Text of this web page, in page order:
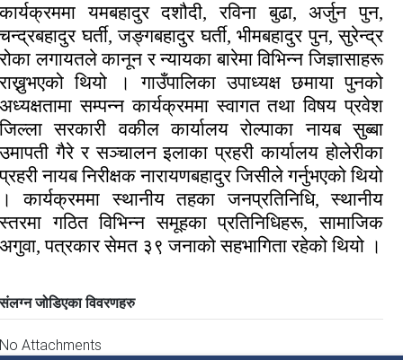
कार्यक्रममा यमबहादुर दशौदी, रविना बुढा, अर्जुन पुन,
चन्द्रबहादुर घर्ती, जङ्गबहादुर घर्ती, भीमबहादुर पुन, सुरेन्द्र
रोका लगायतले कानून र न्यायका बारेमा विभिन्न जिज्ञासाहरू
राख्नुभएको थियो । गाउँपालिका उपाध्यक्ष छमाया पुनको
अध्यक्षतामा सम्पन्न कार्यक्रममा स्वागत तथा विषय प्रवेश
जिल्ला सरकारी वकील कार्यालय रोल्पाका नायब सुब्बा
उमापती गैरे र सञ्चालन इलाका प्रहरी कार्यालय होलेरीका
प्रहरी नायब निरीक्षक नारायणबहादुर जिसीले गर्नुभएको थियो
। कार्यक्रममा स्थानीय तहका जनप्रतिनिधि, स्थानीय
स्तरमा गठित विभिन्न समूहका प्रतिनिधिहरू, सामाजिक
अगुवा, पत्रकार सेमत ३९ जनाको सहभागिता रहेको थियो ।
संलग्न जोडिएका विवरणहरु
No Attachments